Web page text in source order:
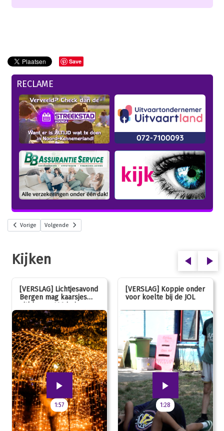
Save
RECLAME
Vorige Volgende
Kijken
[VERSLAG] Lichtjesavond
Bergen mag kaarsjes
uitblazen: 100 jarig
jubileum!
1:57
[VERSLAG] Koppie onder
voor koelte bij de JOL
1:28